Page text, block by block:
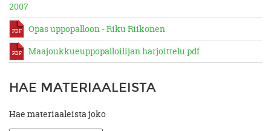
2007
PDF Opas uppopalloon - Riku Riikonen
PDF Maajoukkueuppopalloilijan harjoittelu.pdf
HAE MATERIAALEISTA
Hae materiaaleista joko